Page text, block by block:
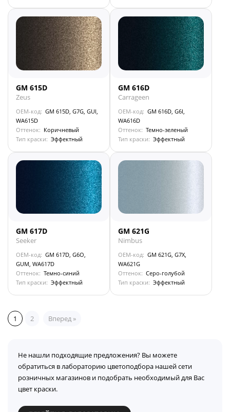
GM 615D
Zeus
OEM-код: GM 615D, G7G, GUI,
WA615D
Оттенок: Коричневый
Тип краски: Эффектный
GM 616D
Carrageen
OEM-код: GM 616D, G6I,
WA616D
Оттенок: Темно-зеленый
Тип краски: Эффектный
GM 617D
Seeker
OEM-код: GM 617D, G6O,
GUM, WA617D
Оттенок: Темно-синий
Тип краски: Эффектный
GM 621G
Nimbus
OEM-код: GM 621G, G7X,
WA621G
Оттенок: Серо-голубой
Тип краски: Эффектный
1 2 Вперед »
Не нашли подходящие предложения? Вы можете
обратиться в лабораторию цветоподбора нашей сети
розничных магазинов и подобрать необходимый для Вас
цвет краски.